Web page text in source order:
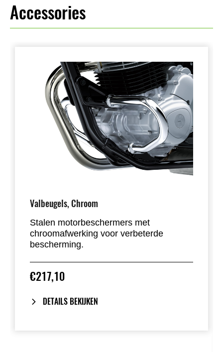
Accessories
Valbeugels, Chroom
Stalen motorbeschermers met
chroomafwerking voor verbeterde
bescherming.
€217,10
DETAILS BEKIJKEN